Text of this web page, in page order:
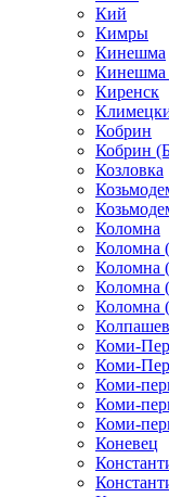
Кий
Кимры
Кинешма
Кинешма
Киренск
Кобрин
Кобрин
Козловка
Коломна
Коломна
Коломна
Коломна
Коломна
Коми-
Коми-
Коми-
Коми-
Коми-
Коневец